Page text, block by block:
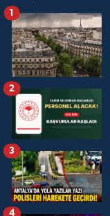
1
2
3
4